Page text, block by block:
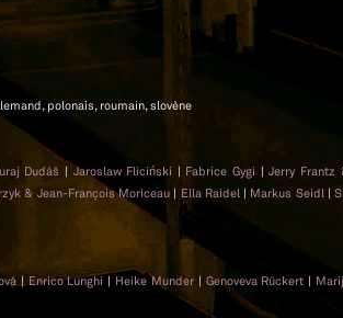
polonais, roumain, slovène
Dudáš | Jaroslaw Fliciński | Fabrice Gygi |Jerry Frantz
& Jean-François Moriceau | Ella Raidel | Markus Seidl |
|Enrico Lunghi | Heike Munder | Genoveva Rückert |